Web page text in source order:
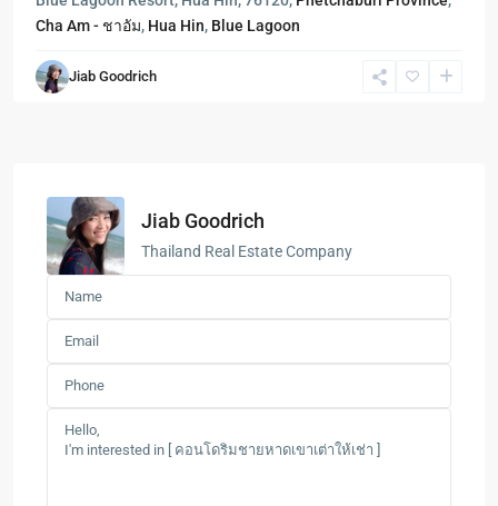
Cha Am - ชาอัม, Hua Hin, Blue Lagoon
Jiab Goodrich
Jiab Goodrich
Thailand Real Estate Company